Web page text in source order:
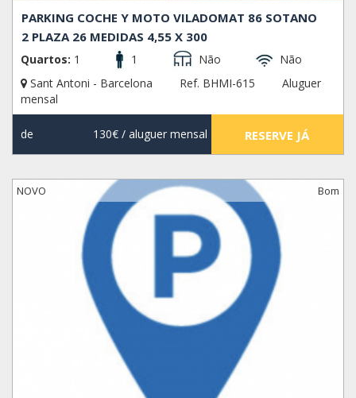
PARKING COCHE Y MOTO VILADOMAT 86 SOTANO
2 PLAZA 26 MEDIDAS 4,55 X 300
Quartos: 1 1 Não
Não
Sant Antoni - Barcelona
Ref. BHMI-615
Aluguer
mensal
de 130€/ aluguer mensal RESERVE JÁ
NOVO Bom